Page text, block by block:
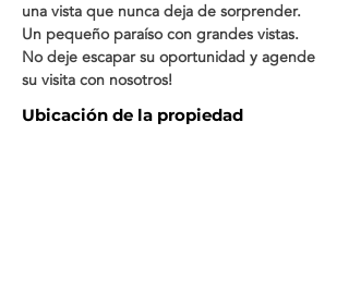
una vista que nunca deja de sorprender.
Un pequeño paraíso con grandes vistas.
No deje escapar su oportunidad y agende
su visita con nosotros!
Ubicación de la propiedad